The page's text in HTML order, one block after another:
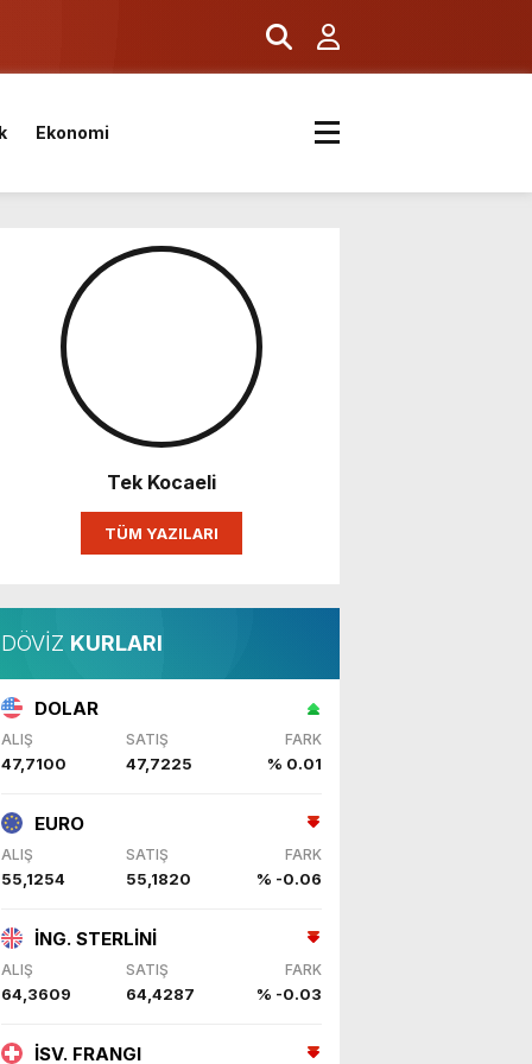
Ekonomi
Tek Kocaeli
TÜM YAZILARI
DÖVİZ KURLARI
DOLAR
ALIŞ SATIŞ FARK
47,7100 47,7225 % 0.01
EURO
ALIŞ SATIŞ FARK
55,1254 55,1820 % -0.06
İNG. STERLİNİ
ALIŞ SATIŞ FARK
64,3609 64,4287 % -0.03
İSV. FRANGI